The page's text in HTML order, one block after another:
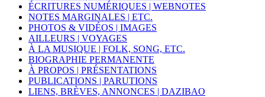
ÉCRITURES NUMÉRIQUES | WEBNOTES
NOTES MARGINALES | ETC.
PHOTOS & VIDÉOS | IMAGES
AILLEURS | VOYAGES
À LA MUSIQUE | FOLK, SONG, ETC.
BIOGRAPHIE PERMANENTE
À PROPOS | PRÉSENTATIONS
PUBLICATIONS | PARUTIONS
LIENS, BRÈVES, ANNONCES | DAZIBAO